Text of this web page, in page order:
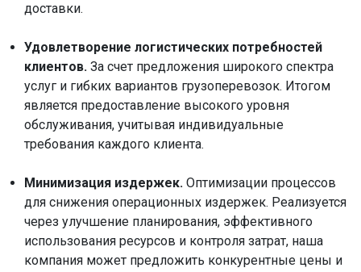
доставки.
Удовлетворение логистических потребностей
клиентов. За счет предложения широкого спектра
услуг и гибких вариантов грузоперевозок. Итогом
является предоставление высокого уровня
обслуживания, учитывая индивидуальные
требования каждого клиента.
Минимизация издержек. Оптимизации процессов
для снижения операционных издержек. Реализуется
через улучшение планирования, эффективного
использования ресурсов и контроля затрат, наша
компания может предложить конкурентные цены и